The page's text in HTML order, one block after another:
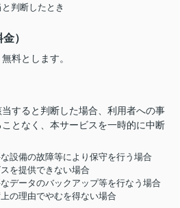
判断したとき
）
料とします。
すると判断した場合、利用者への事
となく、本サービスを一時的に中断
設備の故障等により保守を行う場合
を提供できない場合
データのバックアップ等を行なう場合
の理由でやむを得ない場合